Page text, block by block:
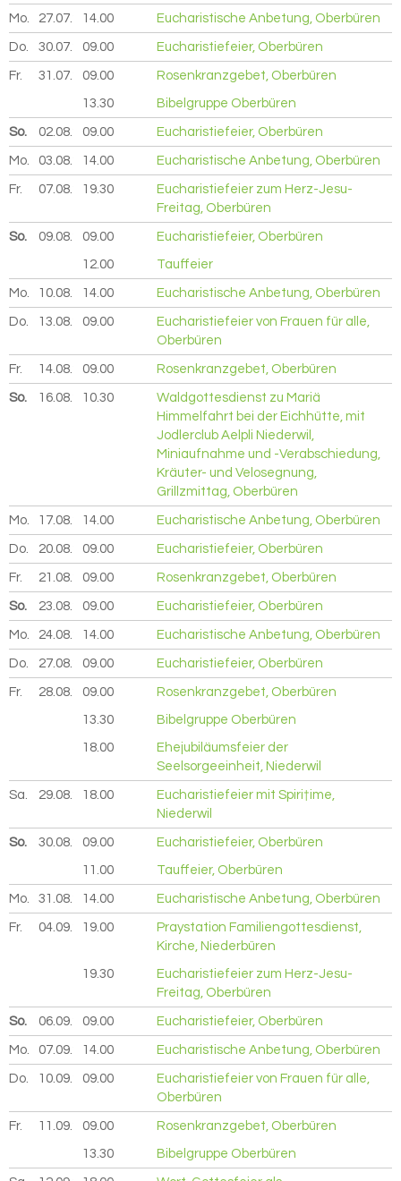
Mo. 27.07. 2026
14.00 Eucharistische Anbetung, Oberbüren
Do. 30.07. 2026
09.00 Eucharistiefeier, Oberbüren
Fr. 31.07. 2026
09.00 Rosenkranzgebet, Oberbüren
13.30 Bibelgruppe Oberbüren
So. 02.08. 2026
09.00 Eucharistiefeier, Oberbüren
Mo. 03.08. 2026
14.00 Eucharistische Anbetung, Oberbüren
Fr. 07.08. 2026
19.30
Eucharistiefeier zum Herz-Jesu-
Freitag, Oberbüren
So. 09.08. 2026
09.00 Eucharistiefeier, Oberbüren
12.00 Tauffeier
Mo. 10.08. 2026
14.00 Eucharistische Anbetung, Oberbüren
Do. 13.08. 2026
09.00
Eucharistiefeier von Frauen für alle,
Oberbüren
Fr. 14.08. 2026
09.00 Rosenkranzgebet, Oberbüren
So. 16.08. 2026
10.30
Waldgottesdienst zu Mariä
Himmelfahrt bei der Eichhütte, mit
Jodlerclub Aelpli Niederwil,
Miniaufnahme und -Verabschiedung,
Kräuter- und Velosegnung,
Grillzmittag, Oberbüren
Mo. 17.08. 2026
14.00 Eucharistische Anbetung, Oberbüren
Do. 20.08. 2026
09.00 Eucharistiefeier, Oberbüren
Fr. 21.08. 2026
09.00 Rosenkranzgebet, Oberbüren
So. 23.08. 2026
09.00 Eucharistiefeier, Oberbüren
Mo. 24.08. 2026
14.00 Eucharistische Anbetung, Oberbüren
Do. 27.08. 2026
09.00 Eucharistiefeier, Oberbüren
Fr. 28.08. 2026
09.00 Rosenkranzgebet, Oberbüren
13.30 Bibelgruppe Oberbüren
18.00
Ehejubiläumsfeier der
Seelsorgeeinheit, Niederwil
Sa. 29.08. 2026
18.00
Eucharistiefeier mit Spiri†ime,
Niederwil
So. 30.08. 2026
09.00 Eucharistiefeier, Oberbüren
11.00 Tauffeier, Oberbüren
Mo. 31.08. 2026
14.00 Eucharistische Anbetung, Oberbüren
Fr. 04.09. 2026
19.00
Praystation Familiengottesdienst,
Kirche, Niederbüren
19.30
Eucharistiefeier zum Herz-Jesu-
Freitag, Oberbüren
So. 06.09. 2026
09.00 Eucharistiefeier, Oberbüren
Mo. 07.09. 2026
14.00 Eucharistische Anbetung, Oberbüren
Do. 10.09. 2026
09.00
Eucharistiefeier von Frauen für alle,
Oberbüren
Fr. 11.09. 2026
09.00 Rosenkranzgebet, Oberbüren
13.30 Bibelgruppe Oberbüren